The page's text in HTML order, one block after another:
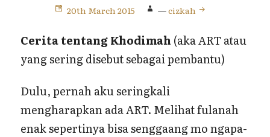
20th March 2015 —cizkah
Cerita tentang Khodimah (aka ART atau
yang sering disebut sebagai pembantu)
Dulu, pernah aku seringkali
mengharapkan ada ART. Melihat fulanah
enak sepertinya bisa senggaang mo ngapa-